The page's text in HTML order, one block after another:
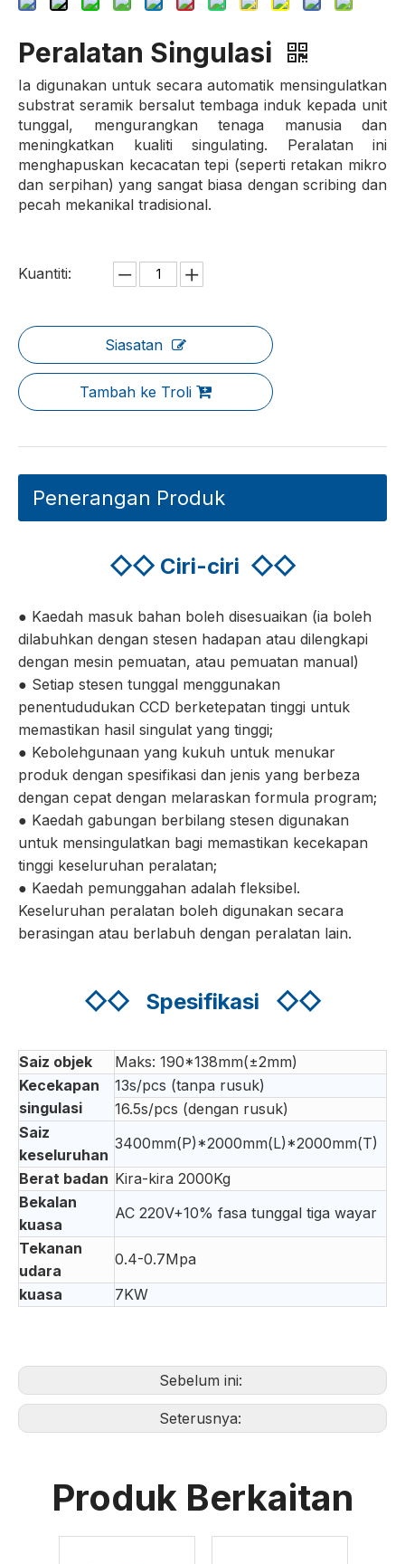
Peralatan Singulasi
Ia digunakan untuk secara automatik mensingulatkan
substrat seramik bersalut tembaga induk kepada unit
tunggal, mengurangkan tenaga manusia dan
meningkatkan kualiti singulating. Peralatan ini
menghapuskan kecacatan tepi (seperti retakan mikro
dan serpihan) yang sangat biasa dengan scribing dan
pecah mekanikal tradisional.
Kuantiti:
Siasatan
Tambah ke Troli
Penerangan Produk
◇◇ Ciri-ciri ◇◇
● Kaedah masuk bahan boleh disesuaikan (ia boleh
dilabuhkan dengan stesen hadapan atau dilengkapi
dengan mesin pemuatan, atau pemuatan manual)
● Setiap stesen tunggal menggunakan
penentududukan CCD berketepatan tinggi untuk
memastikan hasil singulat yang tinggi;
● Kebolehgunaan yang kukuh untuk menukar
produk dengan spesifikasi dan jenis yang berbeza
dengan cepat dengan melaraskan formula program;
● Kaedah gabungan berbilang stesen digunakan
untuk mensingulatkan bagi memastikan kecekapan
tinggi keseluruhan peralatan;
● Kaedah pemunggahan adalah fleksibel.
Keseluruhan peralatan boleh digunakan secara
berasingan atau berlabuh dengan peralatan lain.
◇◇ Spesifikasi ◇◇
Saiz objek
Maks: 190*138mm(±2mm)
Kecekapan
singulasi
13s/pcs (tanpa rusuk)
16.5s/pcs (dengan rusuk)
Saiz
keseluruhan
3400mm(P)*2000mm(L)*2000mm(T)
Berat badan Kira-kira 2000Kg
Bekalan
kuasa
AC 220V+10% fasa tunggal tiga wayar
Tekanan
udara
0.4-0.7Mpa
kuasa
7KW
Sebelum ini:
Seterusnya:
Produk Berkaitan